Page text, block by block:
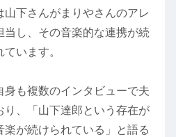
山下さんがまりやさんのアレ
当し、その音楽的な連携が続
います。
身も複数のインタビューで夫
り、「山下達郎という存在が
が続けられている」と語る